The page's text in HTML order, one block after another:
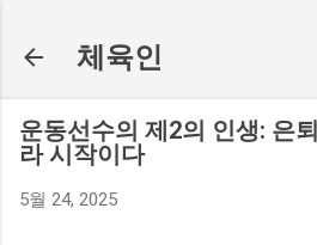
체육인
운동선수의 제2의 인생: 은
라 시작이다
5월 24, 2025